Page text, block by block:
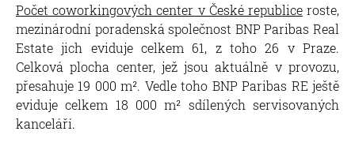
Počet coworkingových center v České republiceroste,
mezinárodní poradenská společnost BNP Paribas Real
Estate jich eviduje celkem 61, z toho 26 v Praze.
Celková plocha center, jež jsou aktuálně v provozu,
přesahuje 19 000 m². Vedle toho BNP Paribas RE ještě
eviduje celkem 18 000 m² sdílených servisovaných
kanceláří.